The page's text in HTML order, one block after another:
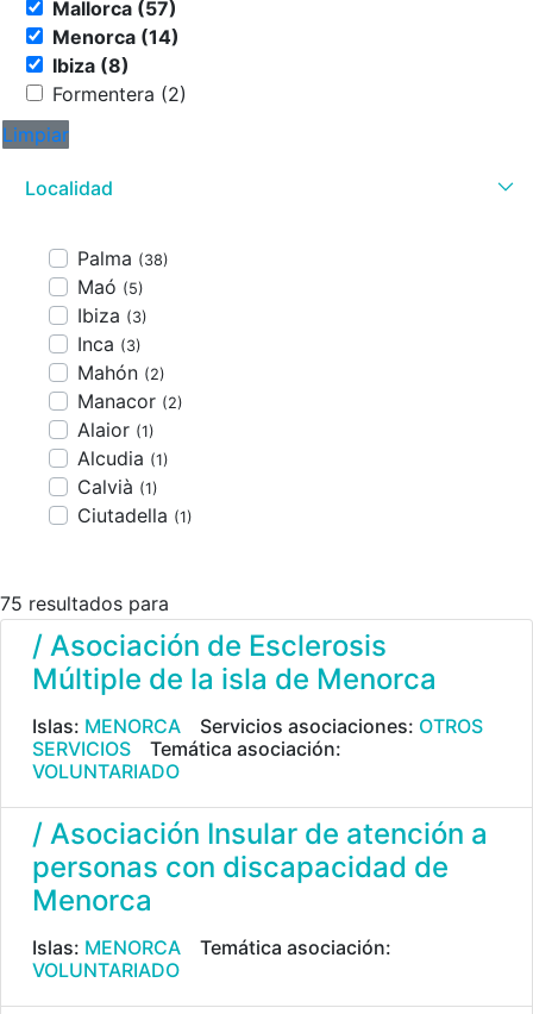
Mallorca (57)
Menorca (14)
Ibiza (8)
Formentera (2)
Limpiar
Localidad
Palma (38)
Maó (5)
Ibiza (3)
Inca (3)
Mahón (2)
Manacor (2)
Alaior (1)
Alcudia (1)
Calvià (1)
Ciutadella (1)
75 resultados para
/ Asociación de Esclerosis
Múltiple de la isla de Menorca
Islas: MENORCA Servicios asociaciones: OTROS
SERVICIOS
Temática asociación:
VOLUNTARIADO
/ Asociación Insular de atención a
personas con discapacidad de
Menorca
Islas: MENORCA
Temática asociación:
VOLUNTARIADO